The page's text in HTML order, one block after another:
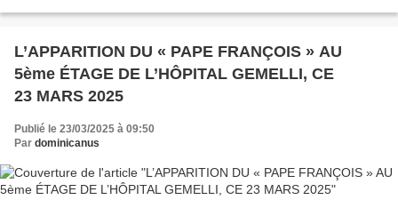
L’APPARITION DU « PAPE FRANÇOIS » AU
5ème ÉTAGE DE L’HÔPITAL GEMELLI, CE
23 MARS 2025
Publié le 23/03/2025 à 09:50
Par dominicanus